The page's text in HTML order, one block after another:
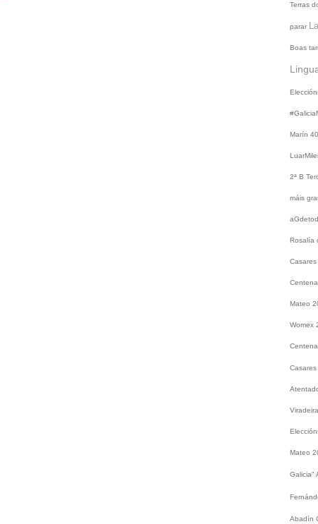
Terras
parar
Boas
Marín
2ª B
máis
Rosalía
Casares
Mateo
Womex
Casares
Viradeira
Mateo
Galicia"
Abadín